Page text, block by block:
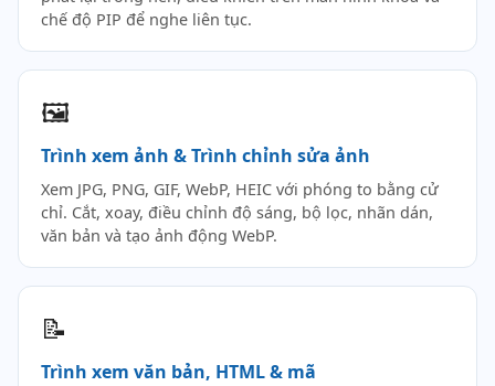
chế độ PIP để nghe liên tục.
🖼️
Trình xem ảnh & Trình chỉnh sửa ảnh
Xem JPG, PNG, GIF, WebP, HEIC với phóng to bằng cử
chỉ. Cắt, xoay, điều chỉnh độ sáng, bộ lọc, nhãn dán,
văn bản và tạo ảnh động WebP.
📝
Trình xem văn bản, HTML & mã